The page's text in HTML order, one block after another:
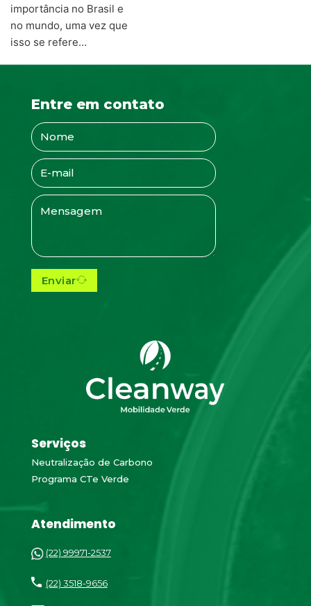
importância no Brasil e
no mundo, uma vez que
isso se refere…
Serviços
Neutralização de Carbono
Programa CTe Verde
Atendimento
(22) 99971-2537
(22) 3518-9656
Entre em contato
Enviar